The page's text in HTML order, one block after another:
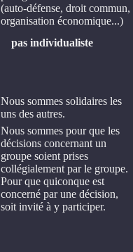
(auto-défense, droit commun,
organisation économique...)
pas individualiste
Nous sommes solidaires les
uns des autres.
Nous sommes pour que les
décisions concernant un
groupe soient prises
collégialement par le groupe.
Pour que quiconque est
concerné par une décision,
soit invité à y participer.